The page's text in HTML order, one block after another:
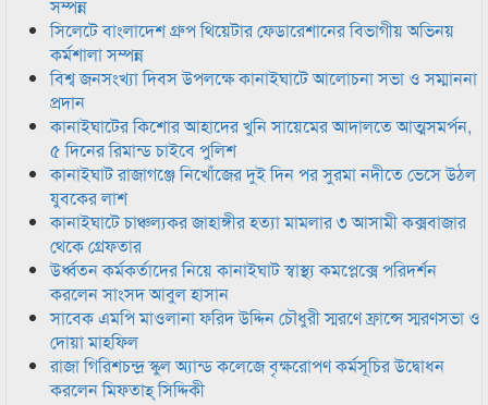
সম্পন্ন
সিলেটে বাংলাদেশ গ্রুপ থিয়েটার ফেডারেশানের বিভাগীয় অভিনয়
কর্মশালা সম্পন্ন
বিশ্ব জনসংখ্যা দিবস উপলক্ষে কানাইঘাটে আলোচনা সভা ও সম্মাননা
প্রদান
কানাইঘাটের কিশোর আহাদের খুনি সায়েমের আদালতে আত্মসমর্পন,
৫ দিনের রিমান্ড চাইবে পুলিশ
কানাইঘাট রাজাগঞ্জে নিখোঁজের দুই দিন পর সুরমা নদীতে ভেসে উঠল
যুবকের লাশ
কানাইঘাটে চাঞ্চল্যকর জাহাঙ্গীর হত্যা মামলার ৩ আসামী কক্সবাজার
থেকে গ্রেফতার
উর্ধ্বতন কর্মকর্তাদের নিয়ে কানাইঘাট স্বাস্থ্য কমপ্লেক্সে পরিদর্শন
করলেন সাংসদ আবুল হাসান
সাবেক এমপি মাওলানা ফরিদ উদ্দিন চৌধুরী স্মরণে ফ্রান্সে স্মরণসভা ও
দোয়া মাহফিল
রাজা গিরিশচন্দ্র স্কুল অ্যান্ড কলেজে বৃক্ষরোপণ কর্মসূচির উদ্বোধন
করলেন মিফতাহ্ সিদ্দিকী